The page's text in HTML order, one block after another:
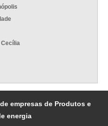
Cecília
empresas de Produtos e
energia